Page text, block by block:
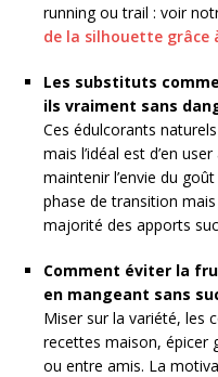
running ou trail : voir
de la silhouette grâce
Les substituts
ils vraiment sans
Ces édulcorants
mais l’idéal est d’en
maintenir l’envie du
phase de transition
majorité des apports
Comment éviter la
en mangeant sans
Miser sur la variété, les
recettes maison, épicer
ou entre amis. La